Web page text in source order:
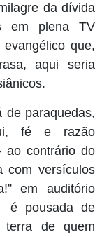
da dívida
em plena TV
que,
aqui seria
de paraquedas,
fé e razão
contrário do
versículos
em auditório
é pousada de
de quem